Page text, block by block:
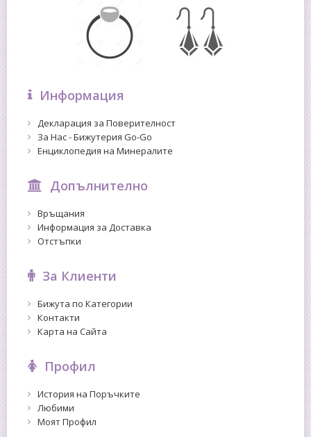
Информация
Декларация за Поверителност
За Нас - Бижутерия Go-Go
Енциклопедия на Минералите
Допълнително
Връщания
Информация за Доставка
Отстъпки
За Клиенти
Бижута по Категории
Контакти
Карта на Сайта
Профил
История на Поръчките
Любими
Моят Профил